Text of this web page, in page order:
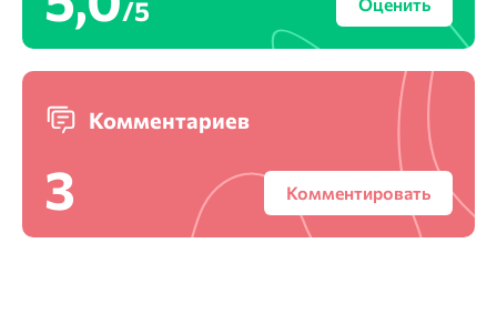
/5 Оценить
Комментариев
3 Комментировать